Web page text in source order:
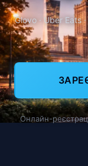
Glovo · Uber Eats
Онлайн-